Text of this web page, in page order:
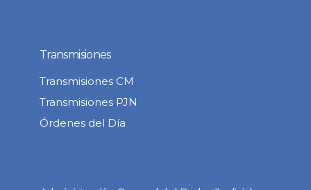
Transmisiones
Transmisiones CM
Transmisiones PJN
Órdenes del Día